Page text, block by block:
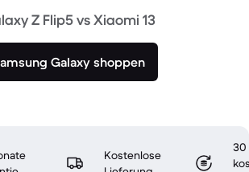
Z Flip5 vs Xiaomi 13
Galaxy shoppen
Kostenlose
30